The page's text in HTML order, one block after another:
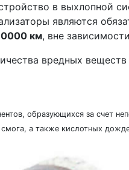
в выхлопной
являются
км, вне
вредных
образующихся за счет
а также кислотных